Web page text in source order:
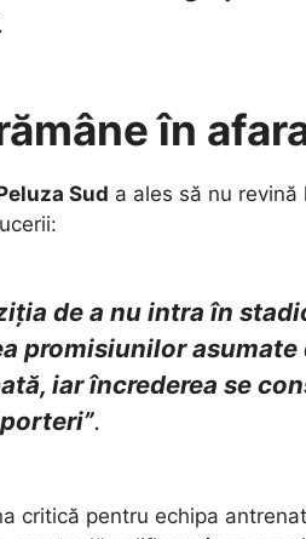
.
în
Sud a ales să nu
de a nu intra în
promisiunilor
iar încrederea se
.
critică pentru echipa